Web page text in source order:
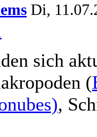
Di,
sich
(
,